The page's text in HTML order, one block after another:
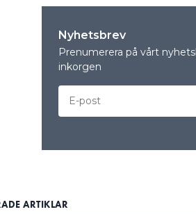
Nyhetsbrev
Prenumerera på vårt
inkorgen
ARTIKLAR